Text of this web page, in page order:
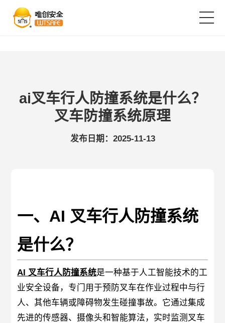
产品中心
关于唯创安全
EN
ai叉车行人防撞系统是什么？
叉车防撞系统原理
发布日期：2025-11-13
一、AI 叉车行人防撞系统
是什么？
AI 叉车行人防撞系统是一种基于人工智能技术的工
业安全设备，专门用于预防叉车在作业过程中与行
人、其他车辆或障碍物发生碰撞事故。它通过集成
先进的传感器、摄像头和智能算法，实时监测叉车